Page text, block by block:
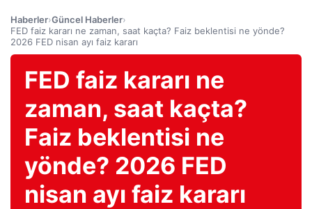
Haberler›Güncel Haberler›
FED faiz kararı ne zaman, saat kaçta? Faiz beklentisi ne yönde?
2026 FED nisan ayı faiz kararı
FED faiz kararı ne
zaman, saat kaçta?
Faiz beklentisi ne
yönde? 2026 FED
nisan ayı faiz kararı